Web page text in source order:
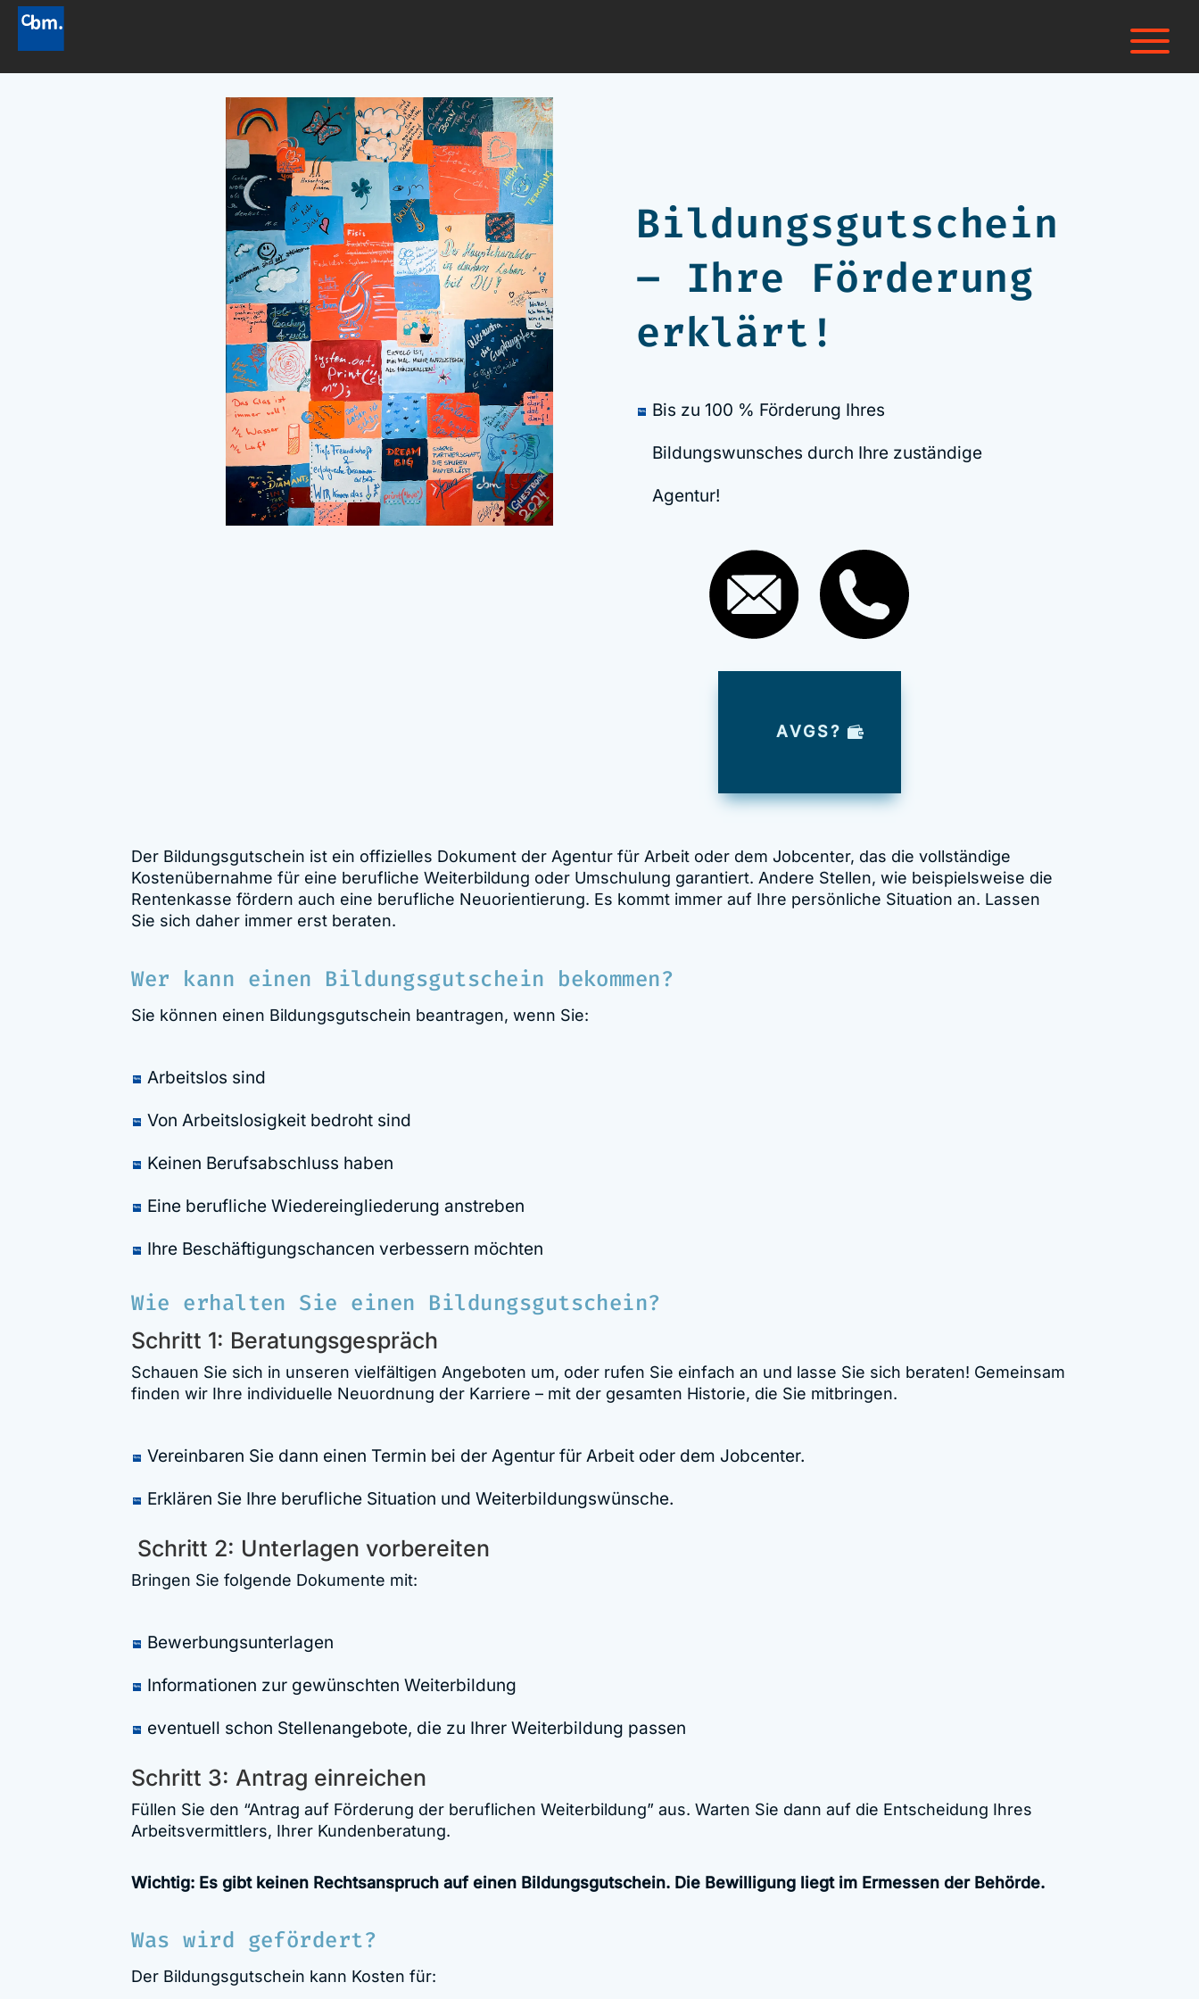
Bildungsgutschein
– Ihre Förderung
erklärt!
Bis zu 100 % Förderung Ihres
Bildungswunsches durch Ihre zuständige
Agentur!
AVGS?
Der Bildungsgutschein ist ein offizielles Dokument der Agentur für Arbeit oder dem Jobcenter, das die vollständige
Kostenübernahme für eine berufliche Weiterbildung oder Umschulung garantiert. Andere Stellen, wie beispielsweise die
Rentenkasse fördern auch eine berufliche Neuorientierung. Es kommt immer auf Ihre persönliche Situation an. Lassen
Sie sich daher immer erst beraten.
Wer kann einen Bildungsgutschein bekommen?
Sie können einen Bildungsgutschein beantragen, wenn Sie:
Arbeitslos sind
Von Arbeitslosigkeit bedroht sind
Keinen Berufsabschluss haben
Eine berufliche Wiedereingliederung anstreben
Ihre Beschäftigungschancen verbessern möchten
Wie erhalten Sie einen Bildungsgutschein?
Schritt 1: Beratungsgespräch
Schauen Sie sich in unseren vielfältigen Angeboten um, oder rufen Sie einfach an und lasse Sie sich beraten! Gemeinsam
finden wir Ihre individuelle Neuordnung der Karriere – mit der gesamten Historie, die Sie mitbringen.
Vereinbaren Sie dann einen Termin bei der Agentur für Arbeit oder dem Jobcenter.
Erklären Sie Ihre berufliche Situation und Weiterbildungswünsche.
Schritt 2: Unterlagen vorbereiten
Bringen Sie folgende Dokumente mit:
Bewerbungsunterlagen
Informationen zur gewünschten Weiterbildung
eventuell schon Stellenangebote, die zu Ihrer Weiterbildung passen
Schritt 3: Antrag einreichen
Füllen Sie den “Antrag auf Förderung der beruflichen Weiterbildung” aus. Warten Sie dann auf die Entscheidung Ihres
Arbeitsvermittlers, Ihrer Kundenberatung.
Wichtig: Es gibt keinen Rechtsanspruch auf einen Bildungsgutschein. Die Bewilligung liegt im Ermessen der Behörde.
Was wird gefördert?
Der Bildungsgutschein kann Kosten für: